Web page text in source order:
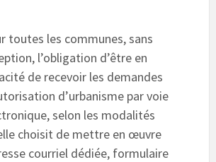
toutes les communes, sans
l’obligation d’être en
de recevoir les demandes
d’urbanisme par voie
selon les modalités
choisit de mettre en œuvre
courriel dédiée, formulaire